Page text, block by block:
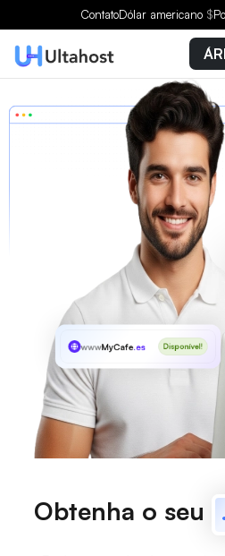
ContatoDólar americano $
wwwMyCafe.es Disponível!
Obtenha o seu